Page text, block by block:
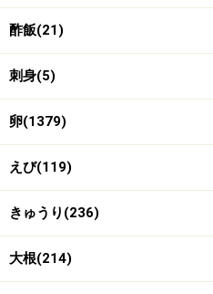
3
同様にあと3つ作る
あと3人分（合計4人分）作
える。
酢飯(21)
刺身(5)
卵(1379)
えび(119)
きゅうり(236)
大根(214)